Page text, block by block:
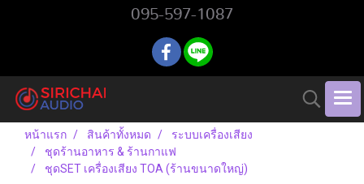
095-597-1087
หน้าแรก สินค้าทั้งหมด
ระบบเครื่องเสียง
ชุดร้านอาหาร & ร้านกาแฟ
ชุดSET เครื่องเสียง TOA (ร้านขนาดใหญ่)